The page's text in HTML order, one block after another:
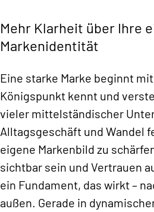
Mehr Klarheit über Ihre
Markenidentität
Eine starke Marke beginnt
Königspunkt kennt und
vieler mittelständischer
Alltagsgeschäft und Wandel
eigene Markenbild zu
sichtbar sein und Vertrauen
ein Fundament, das wirkt –
außen. Gerade in